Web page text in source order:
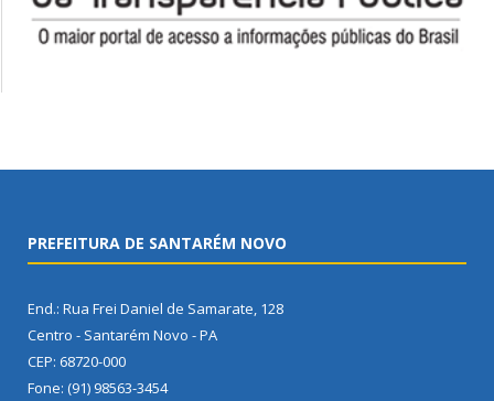
PREFEITURA DE SANTARÉM NOVO
End.: Rua Frei Daniel de Samarate, 128
Centro - Santarém Novo - PA
CEP: 68720-000
Fone: (91) 98563-3454